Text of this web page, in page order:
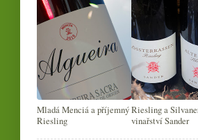
Mladá Menciá a příjemný
Riesling
Riesling a
vinařství Sander